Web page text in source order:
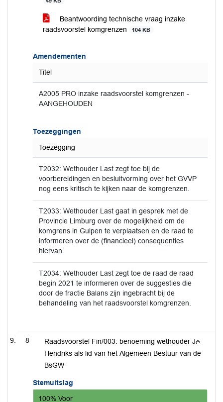
Beantwoording technische vraag inzake
raadsvoorstel komgrenzen
104 KB
Amendementen
Titel
A2005 PRO inzake raadsvoorstel komgrenzen -
AANGEHOUDEN
Toezeggingen
Toezegging
T2032: Wethouder Last zegt toe bij de
voorbereidingen en besluitvorming over het GVVP
nog eens kritisch te kijken naar de komgrenzen.
T2033: Wethouder Last gaat in gesprek met de
Provincie Limburg over de mogelijkheid om de
komgrens in Gulpen te verplaatsen en de raad te
informeren over de (financieel) consequenties
hiervan.
T2034: Wethouder Last zegt toe de raad de raad
begin 2021 te informeren over de suggesties die
door de fractie Balans zijn ingebracht bij de
behandeling van het raadsvoorstel komgrenzen.
8
Raadsvoorstel Fin/003: benoeming wethouder J.
Hendriks als lid van het Algemeen Bestuur van de
BsGW
Stemuitslag
100% Voor